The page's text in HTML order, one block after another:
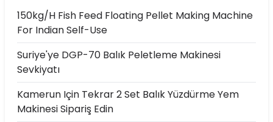
150kg/h Fish Feed Floating Pellet Making Machine
For Indian Self-Use
Suriye'ye DGP-70 Balık Peletleme Makinesi
Sevkiyatı
Kamerun Için Tekrar 2 Set Balık Yüzdürme Yem
Makinesi Sipariş Edin